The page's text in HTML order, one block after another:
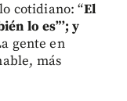
cotidiano: “El
lo es”’; y
gente en
más